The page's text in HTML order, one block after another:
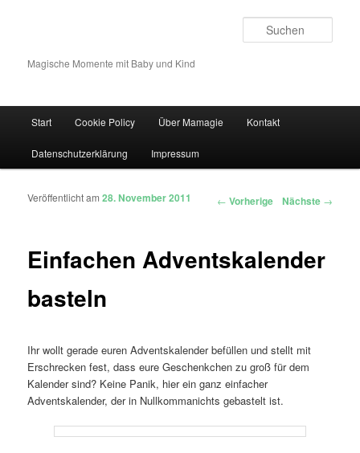
Magische Momente mit Baby und Kind
Zum Inhalt wechseln
Zum sekundären Inhalt wechseln
Start Cookie Policy Über Mamagie Kontakt
Datenschutzerklärung Impressum
Artikelnavigation ← Vorherige Nächste →
Einfachen Adventskalender
basteln
Veröffentlicht am28. November 2011
Ihr wollt gerade euren Adventskalender befüllen und stellt mit
Erschrecken fest, dass eure Geschenkchen zu groß für dem
Kalender sind? Keine Panik, hier ein ganz einfacher
Adventskalender, der in Nullkommanichts gebastelt ist.